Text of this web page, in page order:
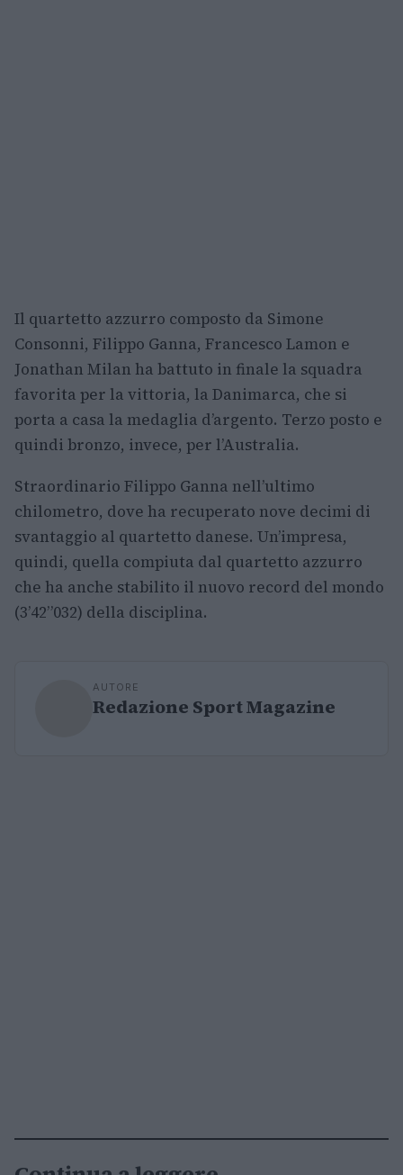
Il quartetto azzurro composto da Simone
Consonni, Filippo Ganna, Francesco Lamon e
Jonathan Milan ha battuto in finale la squadra
favorita per la vittoria, la Danimarca, che si
porta a casa la medaglia d’argento. Terzo posto e
quindi bronzo, invece, per l’Australia.
Straordinario Filippo Ganna nell’ultimo
chilometro, dove ha recuperato nove decimi di
svantaggio al quartetto danese. Un’impresa,
quindi, quella compiuta dal quartetto azzurro
che ha anche stabilito il nuovo record del mondo
(3’42”032) della disciplina.
AUTORE
Redazione Sport Magazine